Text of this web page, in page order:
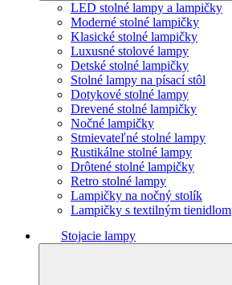
LED stolné lampy a lampičky
Moderné stolné lampičky
Klasické stolné lampičky
Luxusné stolové lampy
Detské stolné lampičky
Stolné lampy na písací stôl
Dotykové stolné lampy
Drevené stolné lampičky
Nočné lampičky
Stmievateľné stolné lampy
Rustikálne stolné lampy
Drôtené stolné lampičky
Retro stolné lampy
Lampičky na nočný stolík
Lampičky s textilným tienidlom
Stojacie lampy